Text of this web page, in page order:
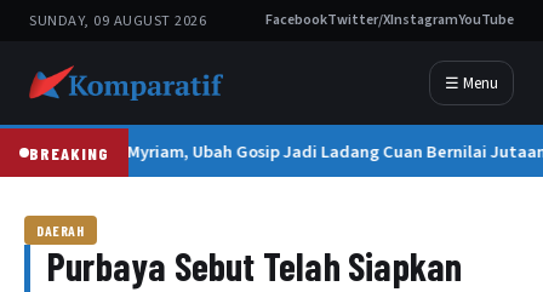
SUNDAY, 09 AUGUST 2026 FacebookTwitter/XInstagramYouTube
☰ Menu
BREAKINGDoña Myriam, Ubah Gosip Jadi Ladang Cuan Bernilai Jutaan
DAERAH
Purbaya Sebut Telah Siapkan